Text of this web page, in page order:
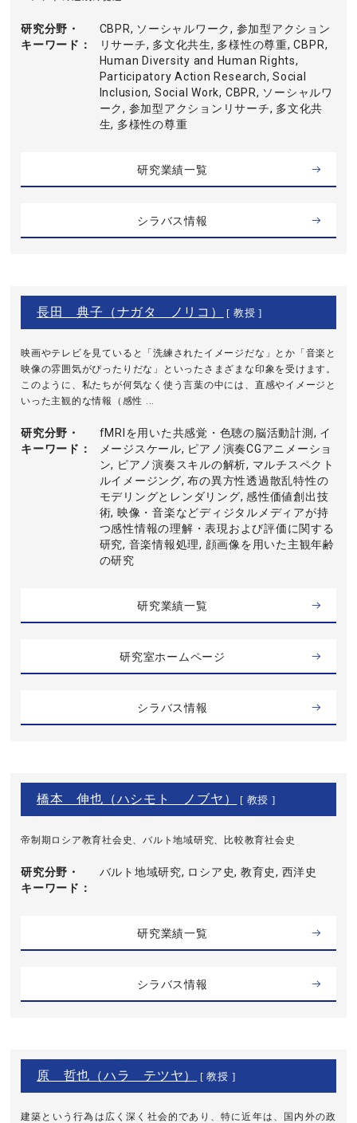
研究分野・
キーワード
CBPR, ソーシャルワーク, 参加型アクション
リサーチ, 多文化共生, 多様性の尊重, CBPR,
Human Diversity and Human Rights,
Participatory Action Research, Social
Inclusion, Social Work, CBPR, ソーシャルワ
ーク, 参加型アクションリサーチ, 多文化共
生, 多様性の尊重
研究業績一覧
シラバス情報
長田 典子（ナガタ ノリコ） [ 教授 ]
映画やテレビを見ていると「洗練されたイメージだな」とか「音楽と
映像の雰囲気がぴったりだな」といったさまざまな印象を受けます。
このように、私たちが何気なく使う言葉の中には、直感やイメージと
いった主観的な情報（感性 ...
研究分野・
キーワード
fMRIを用いた共感覚・色聴の脳活動計測, イ
メージスケール, ピアノ演奏CGアニメーショ
ン, ピアノ演奏スキルの解析, マルチスペクト
ルイメージング, 布の異方性透過散乱特性の
モデリングとレンダリング, 感性価値創出技
術, 映像・音楽などディジタルメディアが持
つ感性情報の理解・表現および評価に関する
研究, 音楽情報処理, 顔画像を用いた主観年齢
の研究
研究業績一覧
研究室ホームページ
シラバス情報
橋本 伸也（ハシモト ノブヤ） [ 教授 ]
帝制期ロシア教育社会史、バルト地域研究、比較教育社会史
研究分野・
キーワード
バルト地域研究, ロシア史, 教育史, 西洋史
研究業績一覧
シラバス情報
原 哲也（ハラ テツヤ） [ 教授 ]
建築という行為は広く深く社会的であり、特に近年は、国内外の政